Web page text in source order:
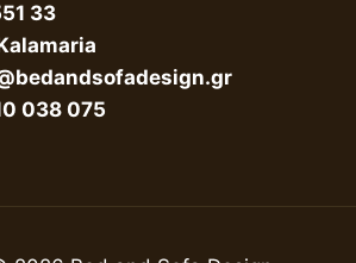
33
038 075